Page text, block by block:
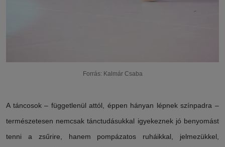
Forrás: Kalmár Csaba
A táncosok – függetlenül attól, éppen hányan lépnek színpadra –
természetesen nemcsak tánctudásukkal igyekeznek jó benyomást
tenni a zsűrire, hanem pompázatos ruháikkal, jelmezükkel,